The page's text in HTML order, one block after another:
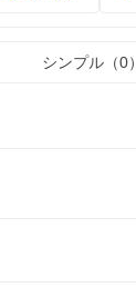
シンプル（0）